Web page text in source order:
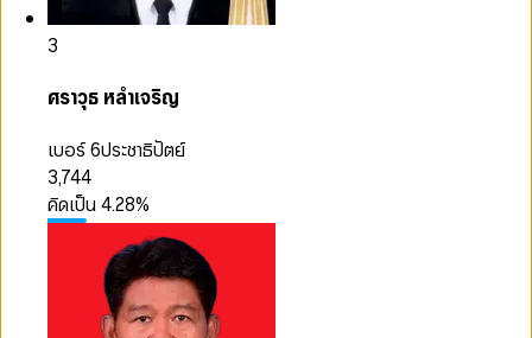
3
ศราวุธ หลำเจริญ
เบอร์ 6ประชาธิปัตย์
3,744
คิดเป็น4.28%